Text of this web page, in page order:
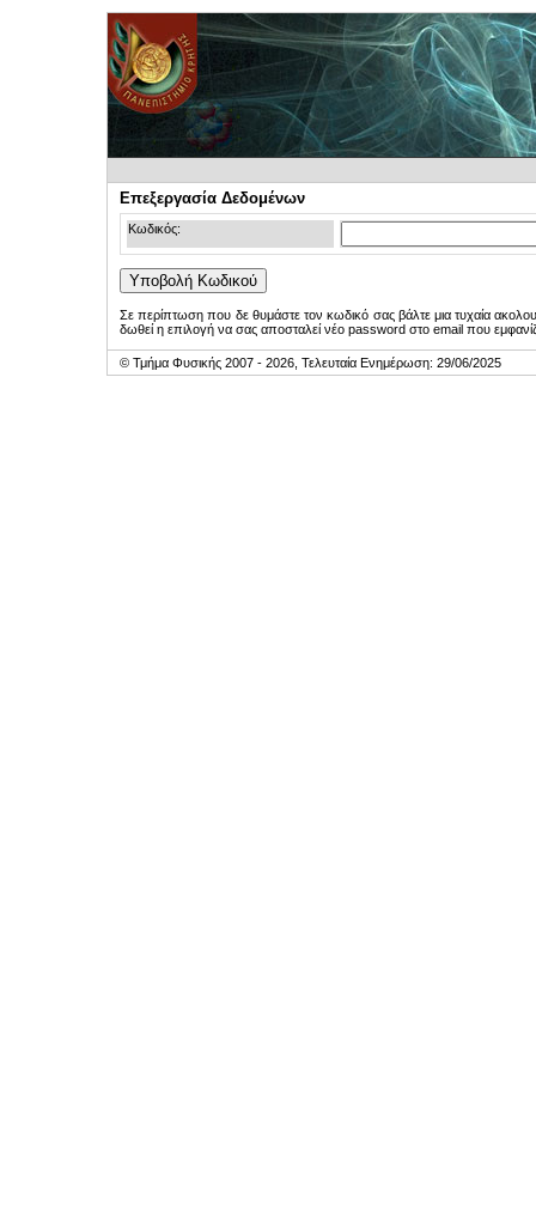
Επεξεργασία Δεδομένων
Κωδικός:
Σε περίπτωση που δε θυμάστε τον κωδικό σας βάλτε μια τυχαία
δωθεί η επιλογή να σας αποσταλεί νέο password στο email που
© Τμήμα Φυσικής 2007 - 2026, Τελευταία Ενημέρωση: 29/06/2025